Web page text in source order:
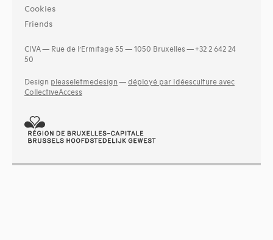
Cookies
Friends
CIVA — Rue de l’Ermitage 55 — 1050 Bruxelles — +32 2 642 24
50
Design pleaseletmedesign — déployé par Idéesculture avec
CollectiveAccess